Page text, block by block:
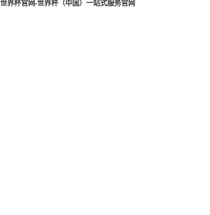
世界杯官网-世界杯（中国）一站式服务官网